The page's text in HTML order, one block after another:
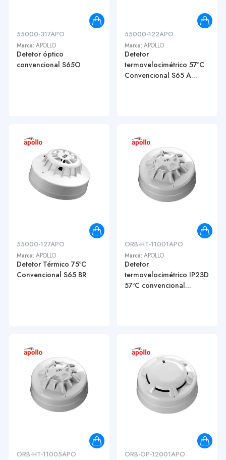
55000-317APO
Marca: APOLLO
Detetor óptico
convencional S65O
55000-122APO
Marca: APOLLO
Detetor
termovelocimétrico 57ºC
Convencional S65 A...
55000-127APO
Marca: APOLLO
Detetor Térmico 75ºC
Convencional S65 BR
ORB-HT-11001APO
Marca: APOLLO
Detetor
termovelocimétrico IP23D
57ºC convencional...
ORB-HT-11005APO ORB-OP-12001APO